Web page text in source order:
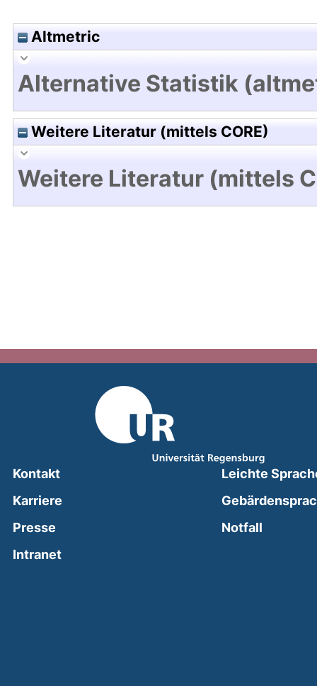
Altmetric
Alternative Statistik
Weitere Literatur (mittels CORE)
Weitere Literatur (mittels
Kontakt
Karriere
Presse
Intranet(external link, opens in a new window)
Leichte
Notfall